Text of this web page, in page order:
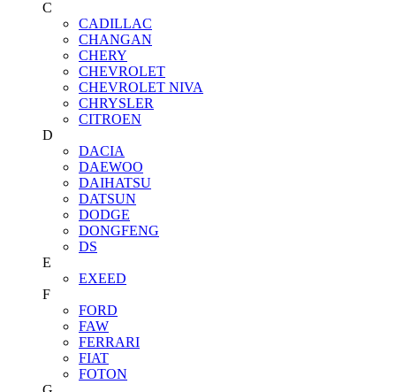
C
CADILLAC
CHANGAN
CHERY
CHEVROLET
CHEVROLET NIVA
CHRYSLER
CITROEN
D
DACIA
DAEWOO
DAIHATSU
DATSUN
DODGE
DONGFENG
DS
E
EXEED
F
FORD
FAW
FERRARI
FIAT
FOTON